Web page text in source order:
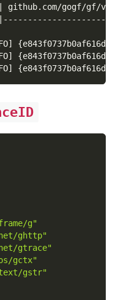
github.com/gogf/gf/
g"
ghttp"
gtrace"
gctx"
gstr"